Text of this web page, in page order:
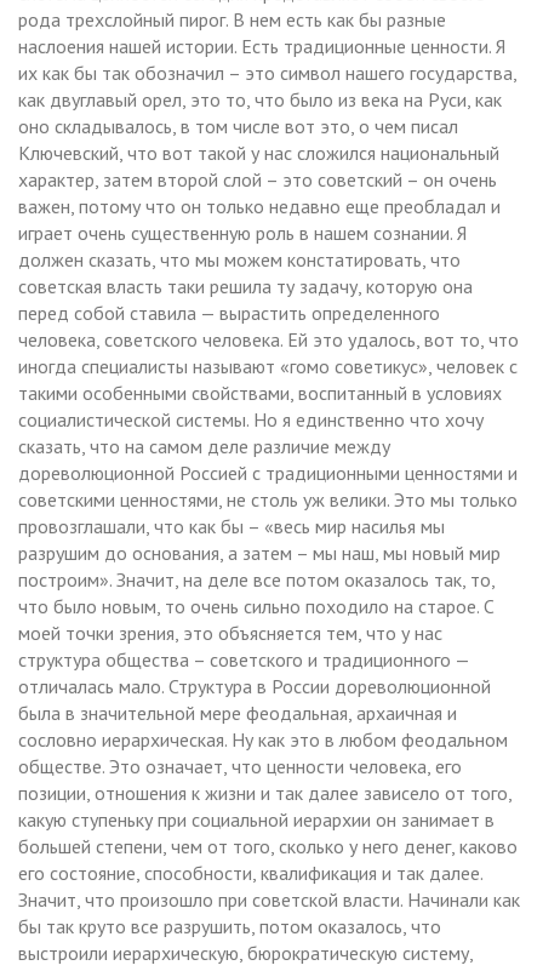
рода трехслойный пирог. В нем есть как бы разные
наслоения нашей истории. Есть традиционные ценности. Я
их как бы так обозначил – это символ нашего государства,
как двуглавый орел, это то, что было из века на Руси, как
оно складывалось, в том числе вот это, о чем писал
Ключевский, что вот такой у нас сложился национальный
характер, затем второй слой – это советский – он очень
важен, потому что он только недавно еще преобладал и
играет очень существенную роль в нашем сознании. Я
должен сказать, что мы можем констатировать, что
советская власть таки решила ту задачу, которую она
перед собой ставила — вырастить определенного
человека, советского человека. Ей это удалось, вот то, что
иногда специалисты называют «гомо советикус», человек с
такими особенными свойствами, воспитанный в условиях
социалистической системы. Но я единственно что хочу
сказать, что на самом деле различие между
дореволюционной Россией с традиционными ценностями и
советскими ценностями, не столь уж велики. Это мы только
провозглашали, что как бы – «весь мир насилья мы
разрушим до основания, а затем – мы наш, мы новый мир
построим». Значит, на деле все потом оказалось так, то,
что было новым, то очень сильно походило на старое. С
моей точки зрения, это объясняется тем, что у нас
структура общества – советского и традиционного —
отличалась мало. Структура в России дореволюционной
была в значительной мере феодальная, архаичная и
сословно иерархическая. Ну как это в любом феодальном
обществе. Это означает, что ценности человека, его
позиции, отношения к жизни и так далее зависело от того,
какую ступеньку при социальной иерархии он занимает в
большей степени, чем от того, сколько у него денег, каково
его состояние, способности, квалификация и так далее.
Значит, что произошло при советской власти. Начинали как
бы так круто все разрушить, потом оказалось, что
выстроили иерархическую, бюрократическую систему,